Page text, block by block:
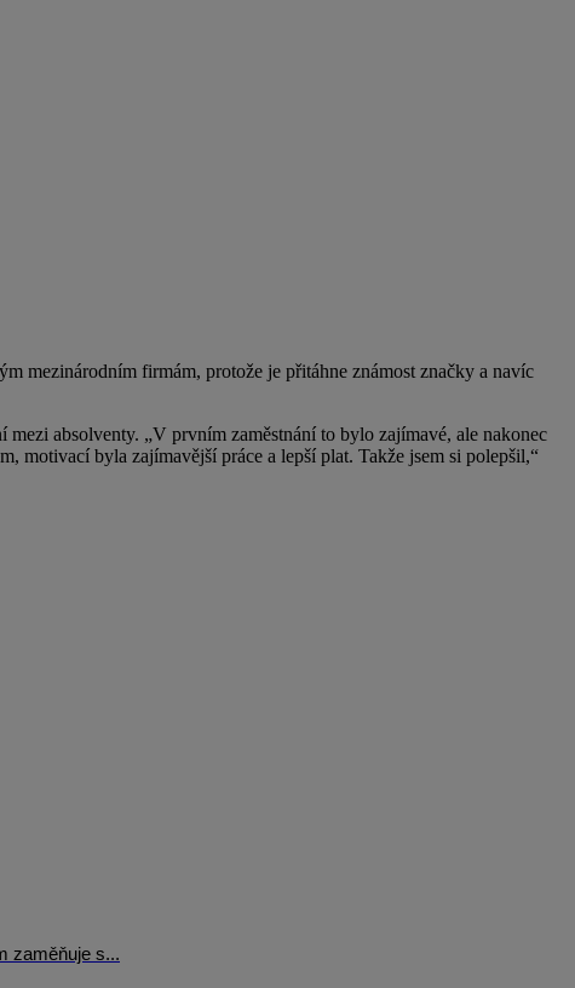
mezinárodním firmám, protože je přitáhne známost značky a navíc
absolventy. „V prvním zaměstnání to bylo zajímavé, ale nakonec
motivací byla zajímavější práce a lepší plat. Takže jsem si polepšil,“
zaměňuje s...